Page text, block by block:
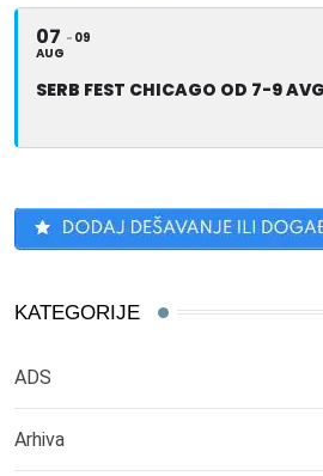
07
AUG
09
SERB FEST CHICAGO OD 7-9
KATEGORIJE
ADS
Arhiva